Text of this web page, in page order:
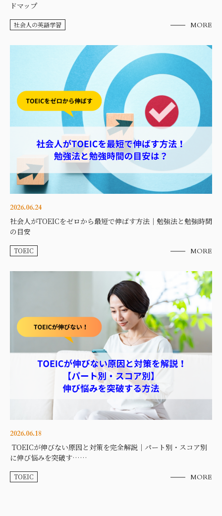
ドマップ
社会人の英語学習 MORE
2026.06.24
社会人がTOEICをゼロから最短で伸ばす方法｜勉強法と勉強時間
の目安
TOEIC MORE
2026.06.18
TOEICが伸びない原因と対策を完全解説｜パート別・スコア別
に伸び悩みを突破す……
TOEIC MORE